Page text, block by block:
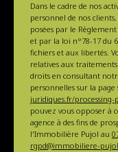
Dans le cadre de nos
personnel de nos clients,
posées par le
et par la loi n°78-17 du
fichiers et aux libertés.
relatives aux
droits en consultant
personnelles sur la page
juridiques.fr/
pouvez vous opposer à
agence à des fins de
l'Immobilière Pujol au
rgpd@immobiliere-